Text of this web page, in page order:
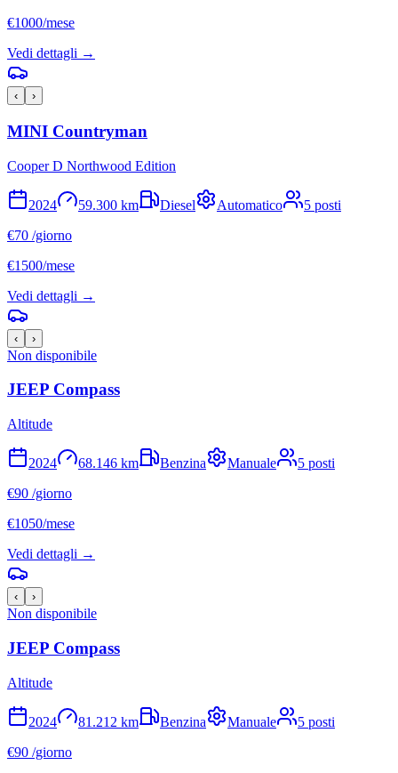
€1000/mese
Vedi dettagli →
‹ ›
MINI Countryman
Cooper D Northwood Edition
2024 59.300 km Diesel Automatico 5 posti
€70 /giorno
€1500/mese
Vedi dettagli →
‹ ›
Non disponibile
JEEP Compass
Altitude
2024 68.146 km Benzina Manuale 5 posti
€90 /giorno
€1050/mese
Vedi dettagli →
‹ ›
Non disponibile
JEEP Compass
Altitude
2024 81.212 km Benzina Manuale 5 posti
€90 /giorno